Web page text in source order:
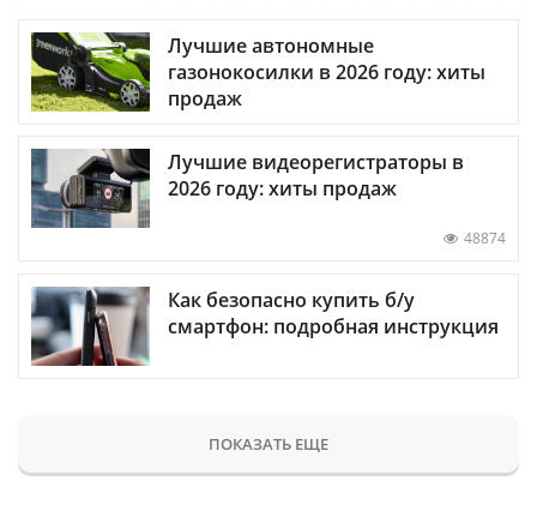
Лучшие автономные
газонокосилки в 2026 году: хиты
продаж
Лучшие видеорегистраторы в
2026 году: хиты продаж
48874
Как безопасно купить б/у
смартфон: подробная инструкция
ПОКАЗАТЬ ЕЩЕ